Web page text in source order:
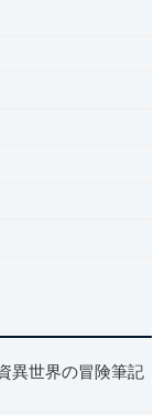
異世界の冒険筆記